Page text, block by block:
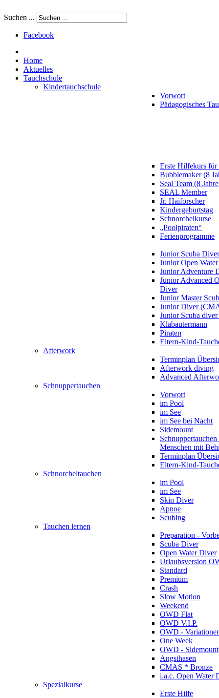
Suchen ...
Facebook
Home
Aktuelles
Tauchschule
Kindertauchschule
Vorwort
Pädagogisches
Erste Hilfekurs
Bubblemaker (8
Seal Team (8
SEAL Member
Jr. Haiforscher
Kindergeburtstag
Schnorchelkurse
„Poolpiraten“
Ferienprogramme
Junior Scuba Diver
Junior Open
Junior Adventure
Junior Advanced
Diver
Junior Master
Junior Diver
Junior Scuba
Klabautermann
Piraten
Eltern-Kind-
Afterwork
Terminplan
Afterwork diving
Advanced
Schnuppertauchen
Vorwort
im Pool
im See
im See bei Nacht
Sidemount
Menschen mit
Terminplan
Eltern-Kind-
Schnorcheltauchen
im Pool
im See
Skin Diver
Apnoe
Scubing
Tauchen lernen
Preparation -
Scuba Diver
Open Water Diver
Urlaubsversion
Standard
Premium
Crash
Slow Motion
Weekend
OWD Flat
OWD V.I.P.
OWD -
One Week
OWD - Sidemount
Angsthasen
CMAS * Bronze
i.a.c. Open Water
Spezialkurse
Erste Hilfe